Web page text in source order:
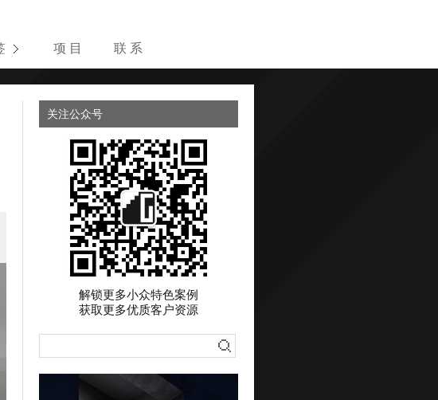
项 目 联 系
关注公众号
解锁更多小众特色案例
获取更多优质客户资源